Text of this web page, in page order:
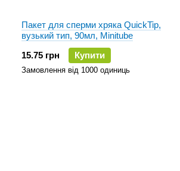
Пакет для сперми хряка QuickTip,
вузький тип, 90мл, Minitube
15.75 грн
Купити
Замовлення від 1000 одиниць